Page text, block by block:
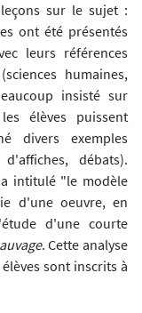
sur le sujet :
ont été présentés
leurs références
humaines,
insisté sur
élèves puissent
divers exemples
débats).
intitulé "le modèle
d'une oeuvre, en
d'une courte
. Cette analyse
sont inscrits à